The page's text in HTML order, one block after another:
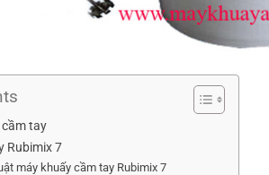
cầm tay
Rubimix 7
máy khuấy cầm tay Rubimix 7